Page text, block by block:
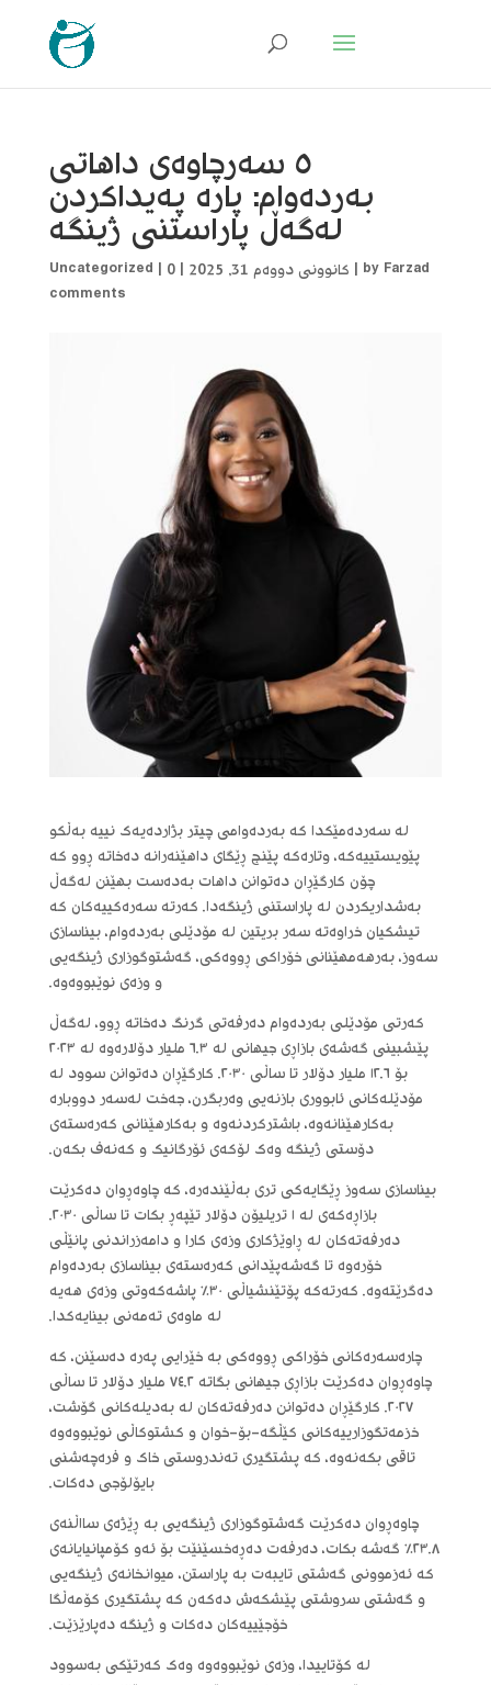
٥ سەرچاوەی داهاتی
بەردەوام: پارە پەیداکردن
لەگەڵ پاراستنی ژینگە
by Farzad
| کانوونی دووەم 31, 2025 |
Uncategorized | 0
comments
لە سەردەمێکدا کە بەردەوامی چیتر بژاردەیەک نییە بەڵکو
پێویستییەکە، وتارەکە پێنج ڕێگای داهێنەرانە دەخاتە ڕوو کە
چۆن کارگێڕان دەتوانن داهات بەدەست بهێنن لەگەڵ
بەشداریکردن لە پاراستنی ژینگەدا. کەرتە سەرەکییەکان کە
تیشکیان خراوەتە سەر بریتین لە مۆدێلی بەردەوام، بیناسازی
سەوز، بەرهەمهێنانی خۆراکی ڕووەکی، گەشتوگوزاری ژینگەیی
و وزەی نوێبووەوە.
کەرتی مۆدێلی بەردەوام دەرفەتی گرنگ دەخاتە ڕوو، لەگەڵ
پێشبینی گەشەی بازاڕی جیهانی لە ٦.٣ ملیار دۆلارەوە لە ٢٠٢٣
بۆ ١٢.٦ ملیار دۆلار تا ساڵی ٢٠٣٠. کارگێڕان دەتوانن سوود لە
مۆدێلەکانی ئابووری بازنەیی وەربگرن، جەخت لەسەر دووبارە
بەکارهێنانەوە، باشترکردنەوە و بەکارهێنانی کەرەستەی
دۆستی ژینگە وەک لۆکەی ئۆرگانیک و کەنەف بکەن.
بیناسازی سەوز ڕێگایەکی تری بەڵێندەرە، کە چاوەڕوان دەکرێت
بازاڕەکەی لە ١ تریلیۆن دۆلار تێپەڕ بکات تا ساڵی ٢٠٣٠.
دەرفەتەکان لە ڕاوێژکاری وزەی کارا و دامەزراندنی پانێڵی
خۆرەوە تا گەشەپێدانی کەرەستەی بیناسازی بەردەوام
دەگرێتەوە. کەرتەکە پۆتێنشیاڵی ٣٠٪ پاشەکەوتی وزەی هەیە
لە ماوەی تەمەنی بینایەکدا.
چارەسەرەکانی خۆراکی ڕووەکی بە خێرایی پەرە دەسێنن، کە
چاوەڕوان دەکرێت بازاڕی جیهانی بگاتە ٧٤.٢ ملیار دۆلار تا ساڵی
٢٠٢٧. کارگێڕان دەتوانن دەرفەتەکان لە بەدیلەکانی گۆشت،
خزمەتگوزارییەکانی کێڵگە-بۆ-خوان و کشتوکاڵی نوێبووەوە
تاقی بکەنەوە، کە پشتگیری تەندروستی خاک و فرەچەشنی
بایۆلۆجی دەکات.
چاوەڕوان دەکرێت گەشتوگوزاری ژینگەیی بە ڕێژەی سااڵنەی
٢٣.٨٪ گەشە بکات، دەرفەت دەڕەخسێنێت بۆ ئەو کۆمپانیایانەی
کە ئەزموونی گەشتی تایبەت بە پاراستن، میوانخانەی ژینگەیی
و گەشتی سروشتی پێشکەش دەکەن کە پشتگیری کۆمەڵگا
خۆجێییەکان دەکات و ژینگە دەپارێزێت.
لە کۆتاییدا، وزەی نوێبووەوە وەک کەرتێکی بەسوود